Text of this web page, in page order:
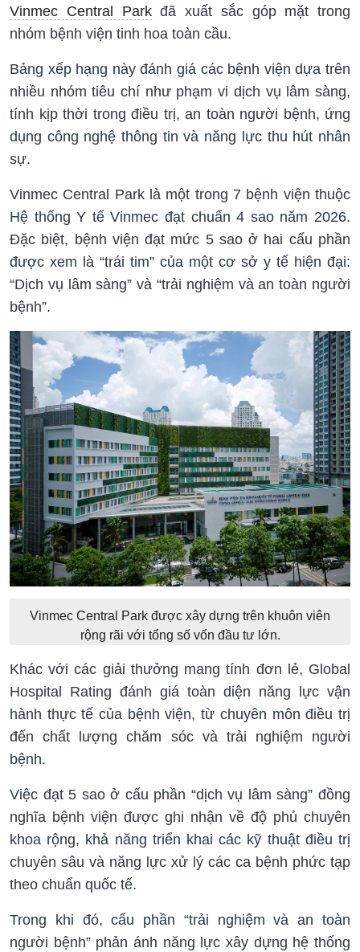
Vinmec Central Parkđã xuất sắc góp mặt trong
nhóm bệnh viện tinh hoa toàn cầu.
Bảng xếp hạng này đánh giá các bệnh viện dựa trên
nhiều nhóm tiêu chí như phạm vi dịch vụ lâm sàng,
tính kịp thời trong điều trị, an toàn người bệnh, ứng
dụng công nghệ thông tin và năng lực thu hút nhân
sự.
Vinmec Central Park là một trong 7 bệnh viện thuộc
Hệ thống Y tế Vinmec đạt chuẩn 4 sao năm 2026.
Đặc biệt, bệnh viện đạt mức 5 sao ở hai cấu phần
được xem là “trái tim” của một cơ sở y tế hiện đại:
“Dịch vụ lâm sàng” và “trải nghiệm và an toàn người
bệnh”.
Vinmec Central Park được xây dựng trên khuôn viên
rộng rãi với tổng số vốn đầu tư lớn.
Khác với các giải thưởng mang tính đơn lẻ, Global
Hospital Rating đánh giá toàn diện năng lực vận
hành thực tế của bệnh viện, từ chuyên môn điều trị
đến chất lượng chăm sóc và trải nghiệm người
bệnh.
Việc đạt 5 sao ở cấu phần “dịch vụ lâm sàng” đồng
nghĩa bệnh viện được ghi nhận về độ phủ chuyên
khoa rộng, khả năng triển khai các kỹ thuật điều trị
chuyên sâu và năng lực xử lý các ca bệnh phức tạp
theo chuẩn quốc tế.
Trong khi đó, cấu phần “trải nghiệm và an toàn
người bệnh” phản ánh năng lực xây dựng hệ thống